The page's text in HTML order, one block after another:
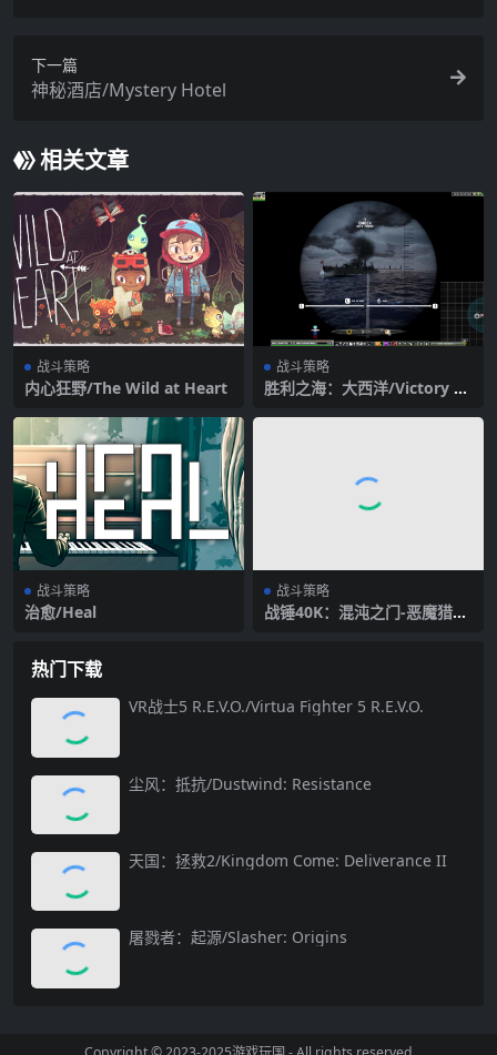
下一篇
神秘酒店/Mystery Hotel
相关文章
战斗策略
内心狂野/The Wild at Heart
战斗策略
胜利之海：大西洋/Victory at
Naval Warfare
战斗策略
治愈/Heal
战斗策略
战锤40K：混沌之门-恶魔猎
热门下载
VR战士5 R.E.V.O./Virtua Fighter 5 R.E.V.O.
尘风：抵抗/Dustwind: Resistance
天国：拯救2/Kingdom Come: Deliverance II
屠戮者：起源/Slasher: Origins